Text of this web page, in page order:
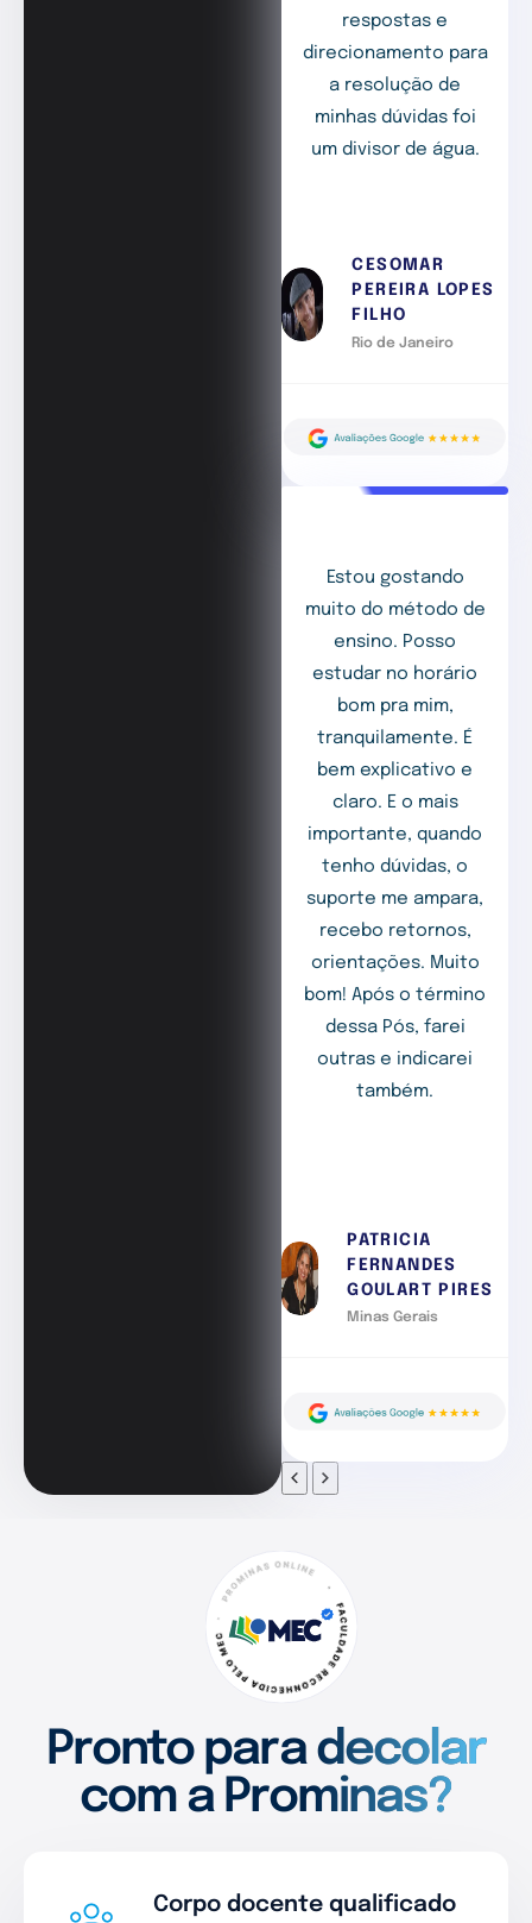
respostas e
direcionamento para
a resolução de
minhas dúvidas foi
um divisor de água.
CESOMAR
PEREIRA LOPES
FILHO
Rio de Janeiro
Estou gostando
muito do método de
ensino. Posso
estudar no horário
bom pra mim,
tranquilamente. É
bem explicativo e
claro. E o mais
importante, quando
tenho dúvidas, o
suporte me ampara,
recebo retornos,
orientações. Muito
bom! Após o término
dessa Pós, farei
outras e indicarei
também.
PATRICIA
FERNANDES
GOULART PIRES
Minas Gerais
Pronto para decolar
com a Prominas?
Corpo docente qualificado